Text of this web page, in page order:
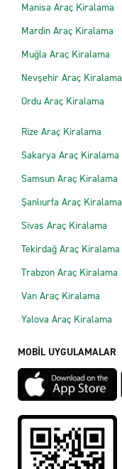
Manisa Araç Kiralama
Mardin Araç Kiralama
Muğla Araç Kiralama
Nevşehir Araç Kiralama
Ordu Araç Kiralama
Rize Araç Kiralama
Sakarya Araç Kiralama
Samsun Araç Kiralama
Şanlıurfa Araç Kiralama
Sivas Araç Kiralama
Tekirdağ Araç Kiralama
Trabzon Araç Kiralama
Van Araç Kiralama
Yalova Araç Kiralama
MOBİL UYGULAMALAR